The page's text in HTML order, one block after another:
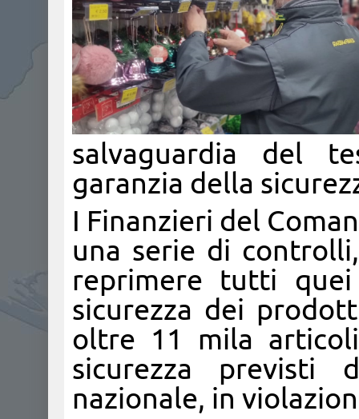
salvaguardia del
garanzia della
I Finanzieri del
una serie di
reprimere tutti
sicurezza dei
oltre 11 mila
sicurezza previsti
nazionale, in